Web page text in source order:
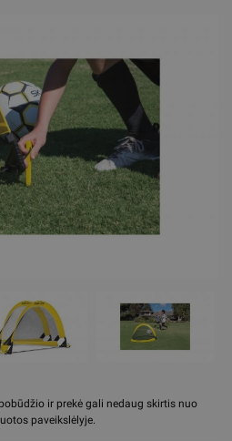
ir prekė gali nedaug skirtis nuo
paveikslėlyje.